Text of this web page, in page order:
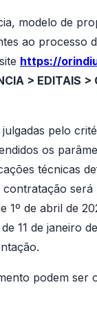
modelo de
ao processo
https://
> EDITAIS >
pelo
os
técnicas
será
1º de abril de
11 de janeiro
podem ser